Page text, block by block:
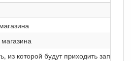
из которой будут приходить